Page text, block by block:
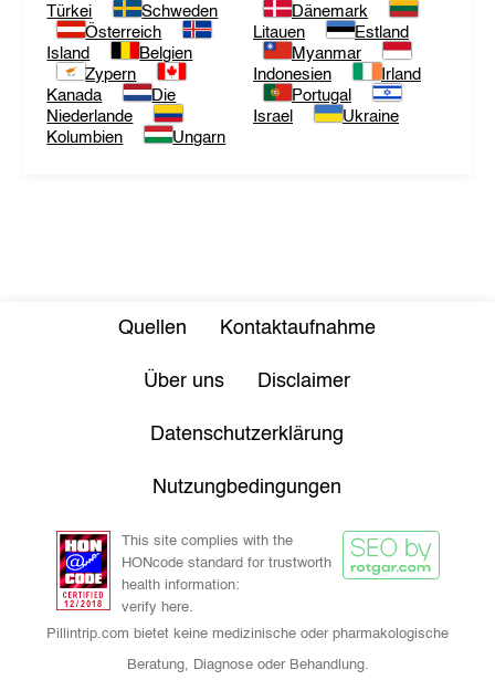
Türkei
Schweden
Österreich
Island
Belgien
Zypern
Kanada
Die
Niederlande
Kolumbien
Ungarn
Dänemark
Litauen
Estland
Myanmar
Indonesien
Irland
Portugal
Israel
Ukraine
Quellen Kontaktaufnahme
Über uns Disclaimer
Datenschutzerklärung
Nutzungbedingungen
This site complies with the
HONcode standard for trustworth
health information:
verify here.
Pillintrip.com bietet keine medizinische oder pharmakologische
Beratung, Diagnose oder Behandlung.